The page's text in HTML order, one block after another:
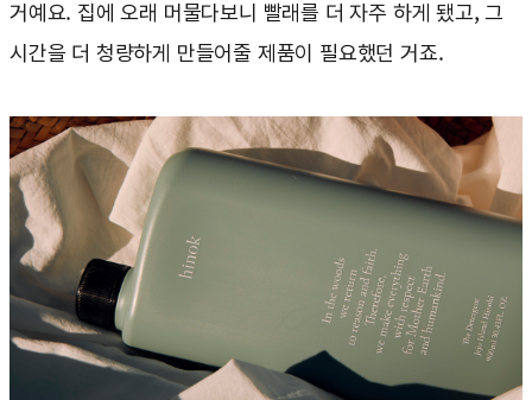
거예요. 집에 오래 머물다보니 빨래를 더 자주 하게 됐고, 그
시간을 더 청량하게 만들어줄 제품이 필요했던 거죠.